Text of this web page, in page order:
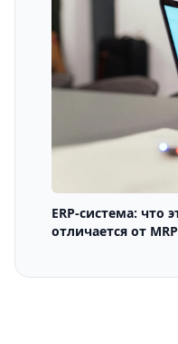
ERP-система: что
отличается от MRP